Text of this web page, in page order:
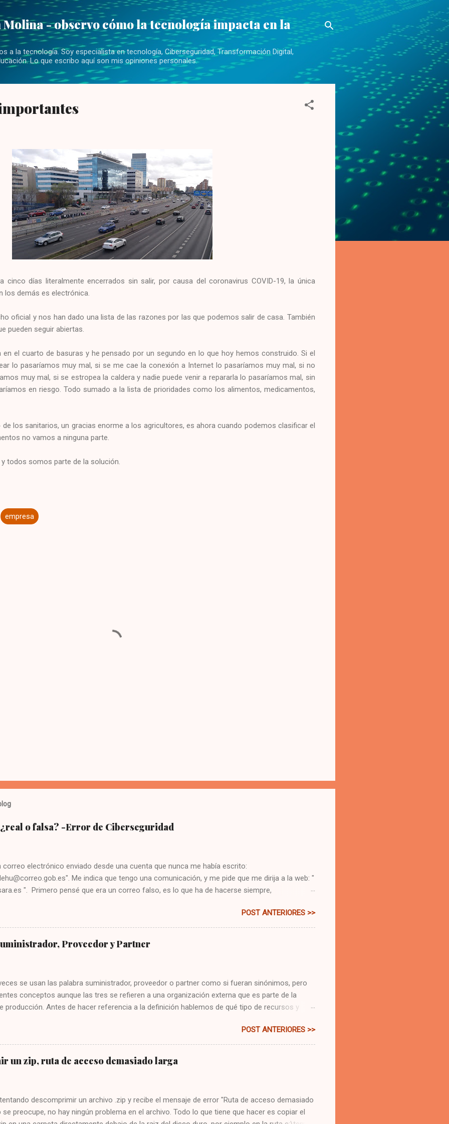
Ir al contenido principal
- observo cómo la tecnología impacta en la
a la tecnología. Soy especialista en tecnología, Ciberseguridad, Transformación Digital,
Lo que escribo aquí son mis opiniones personales.
cinco días literalmente encerrados sin salir, por causa del coronavirus COVID-19, la única
demás es electrónica.
oficial y nos han dado una lista de las razones por las que podemos salir de casa. También
pueden seguir abiertas.
en el cuarto de basuras y he pensado por un segundo en lo que hoy hemos construido. Si el
lo pasaríamos muy mal, si se me cae la conexión a Internet lo pasaríamos muy mal, si no
muy mal, si se estropea la caldera y nadie puede venir a repararla lo pasaríamos mal, sin
en riesgo. Todo sumado a la lista de prioridades como los alimentos, medicamentos,
los sanitarios, un gracias enorme a los agricultores, es ahora cuando podemos clasificar el
no vamos a ninguna parte.
todos somos parte de la solución.
empresa
o falsa? -Error de Ciberseguridad
correo electrónico enviado desde una cuenta que nunca me había escrito:
Me indica que tengo una comunicación, y me pide que me dirija a la web: "
". Primero pensé que era un correo falso, es lo que ha de hacerse siempre,
mal, cómo iba a esperar que el gobierno cree una web sin el subnominio ".gob", eso sería
malas prácticas. Abrí la web para investigarla después de copiarla en texto, revisar la
y la puse en un navegador seguro. Sorpresa, todo parece correcto. Incluso tiene un cartel que
ha financiado con fondos Next Generation, que son los fondos para la recuperación
POST ANTERIORES >>
Proveedor y Partner
se usan las palabra suministrador, proveedor o partner como si fueran sinónimos, pero
conceptos aunque las tres se refieren a una organización externa que es parte de la
producción. Antes de hacer referencia a la definición hablemos de qué tipo de recursos y
ONG, o cualquier otro tipo de organización; se necesitan terceros que proporcionen
que la organización pueda construir sus propios servicios. ¿Qué tipos de recursos
la organización? Insumos y bienes generales: En la empresa se necesita papel, bolígrafos,
café, carpetas, y otros insumos que son necesarios e importantes pero que quizá los
POST ANTERIORES >>
un zip, ruta de acceso demasiado larga
descomprimir un archivo .zip y recibe el mensaje de error "Ruta de acceso demasiado
se preocupe, no hay ningún problema en el archivo. Todo lo que tiene que hacer es copiar el